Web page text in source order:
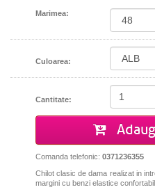
Marimea:
Culoarea:
Cantitate:
Comanda telefonic: 0371236355
Chilot clasic de dama realizat in
margini cu benzi elastice